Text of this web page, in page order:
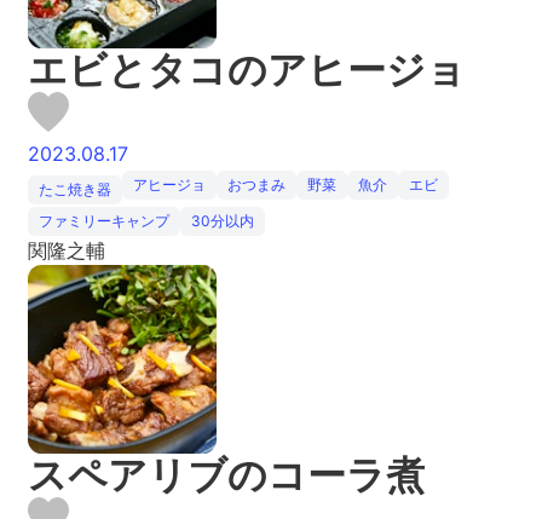
エビとタコのアヒージョ
2023.08.17
たこ焼き器 アヒージョ おつまみ 野菜 魚介
エビ
ファミリーキャンプ
30分以内
関隆之輔
スペアリブのコーラ煮